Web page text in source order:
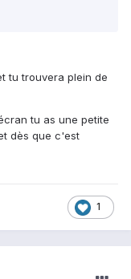
tu trouvera plein de
tu as une petite
dès que c'est
1